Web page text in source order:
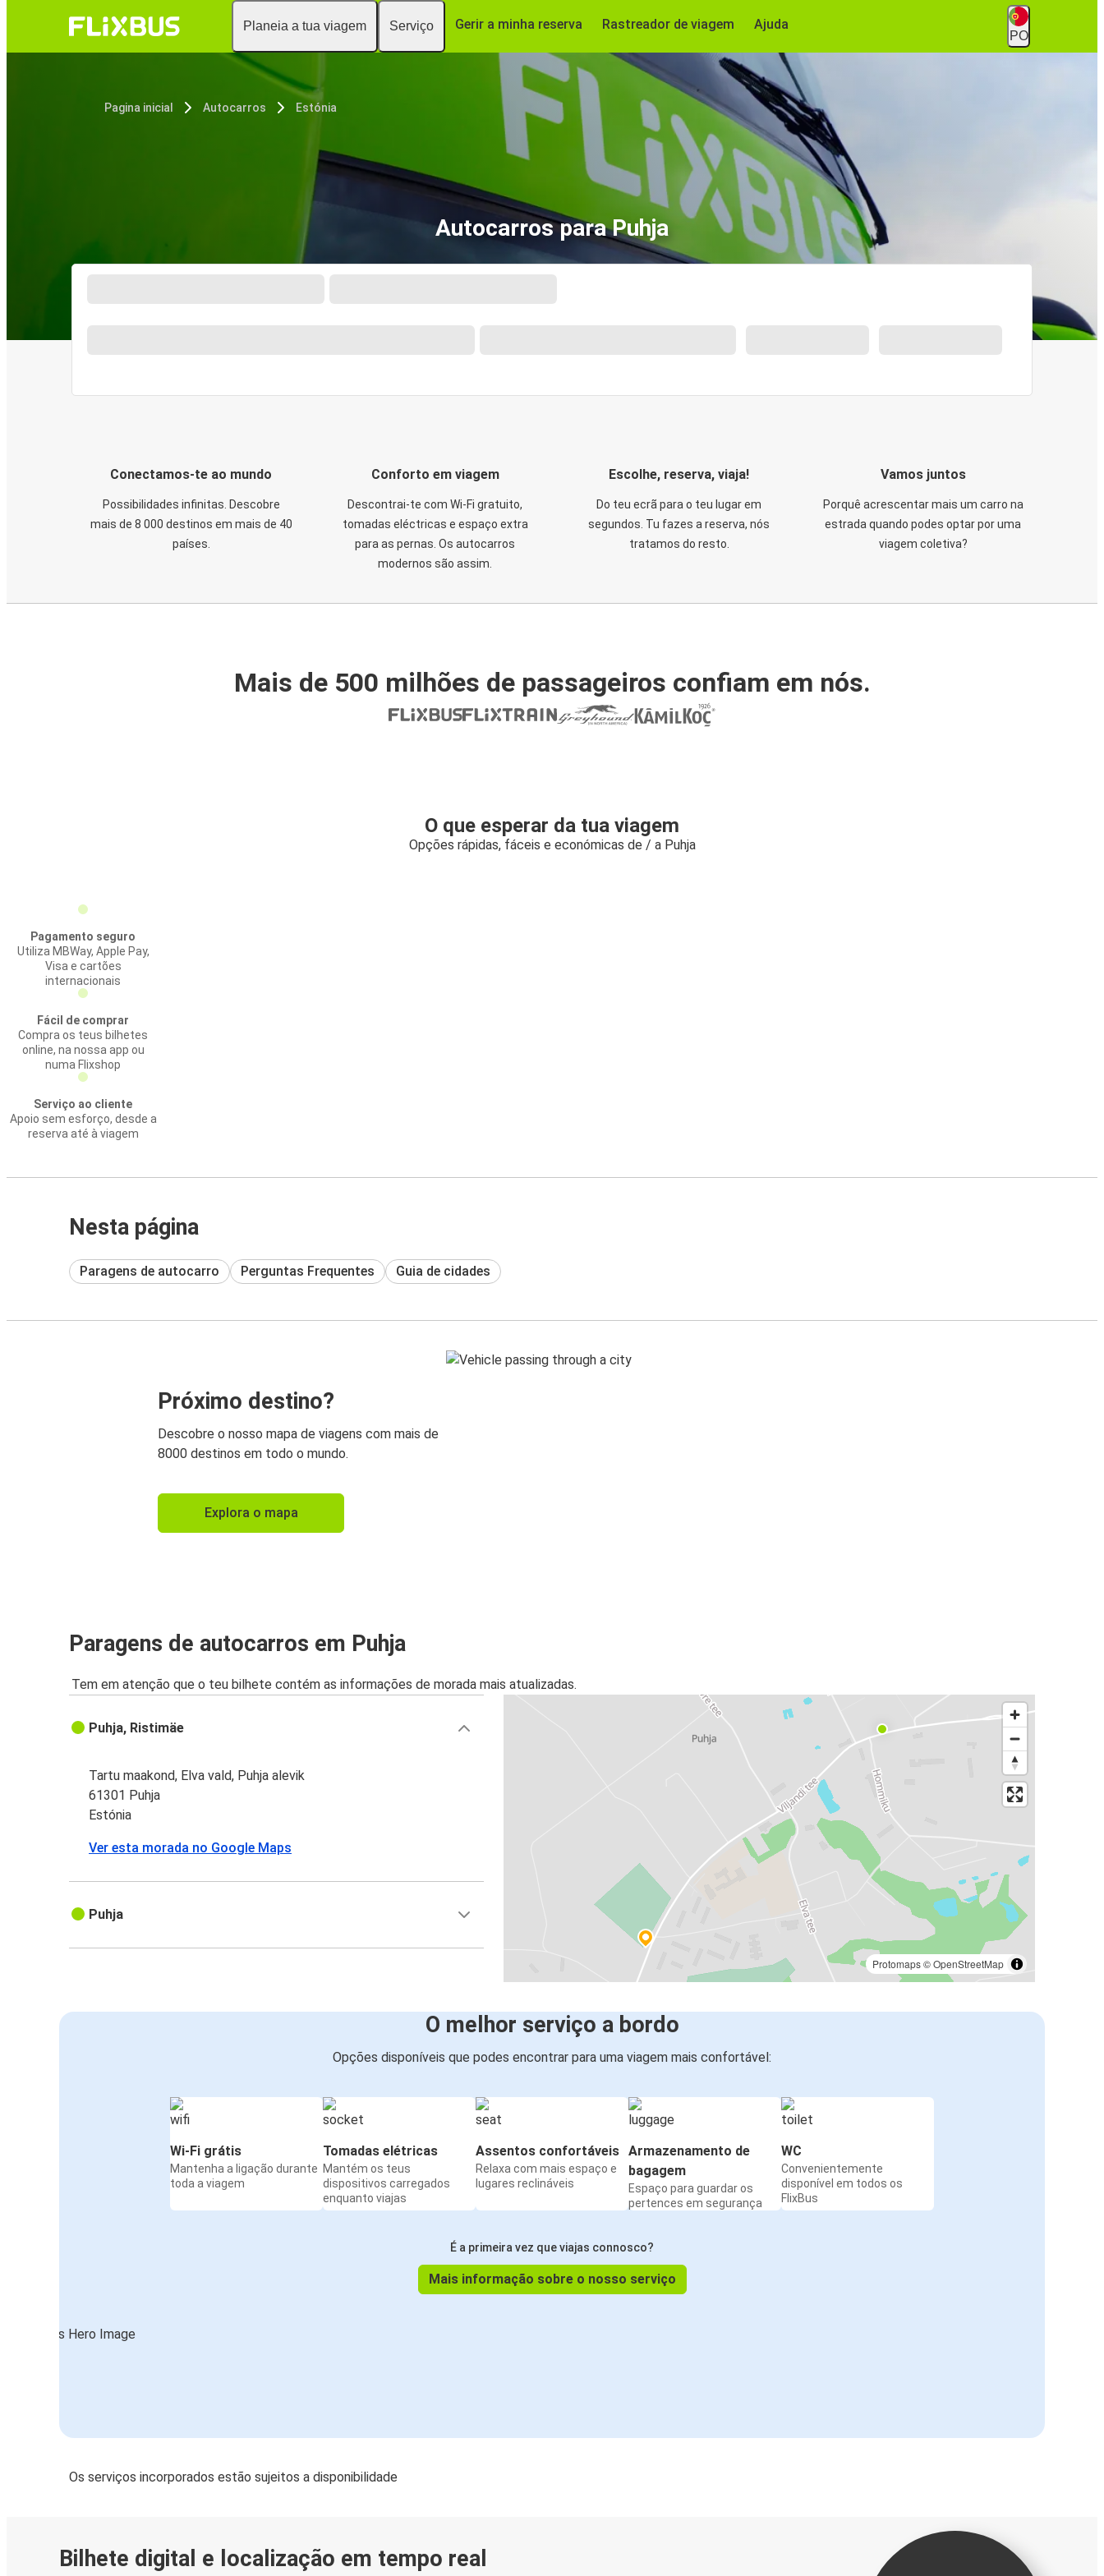
Planeia a tua viagem Serviço Gerir a minha reserva Rastreador de viagem Ajuda
PO
Pagina inicial Autocarros Estónia
Autocarros para Puhja
Conectamos-te ao mundo
Possibilidades infinitas. Descobre
mais de 8 000 destinos em mais de 40
países.
Conforto em viagem
Descontrai-te com Wi-Fi gratuito,
tomadas eléctricas e espaço extra
para as pernas. Os autocarros
modernos são assim.
Escolhe, reserva, viaja!
Do teu ecrã para o teu lugar em
segundos. Tu fazes a reserva, nós
tratamos do resto.
Vamos juntos
Porquê acrescentar mais um carro na
estrada quando podes optar por uma
viagem coletiva?
Mais de 500 milhões de passageiros confiam em nós.
O que esperar da tua viagem
Opções rápidas, fáceis e económicas de / a Puhja
Pagamento seguro
Utiliza MBWay, Apple Pay,
Visa e cartões
internacionais
Fácil de comprar
Compra os teus bilhetes
online, na nossa app ou
numa Flixshop
Serviço ao cliente
Apoio sem esforço, desde a
reserva até à viagem
Nesta página
Paragens de autocarro Perguntas Frequentes Guia de cidades
Próximo destino?
Descobre o nosso mapa de viagens com mais de
8000 destinos em todo o mundo.
Explora o mapa
Paragens de autocarros em Puhja
Tem em atenção que o teu bilhete contém as informações de morada mais atualizadas.
Protomaps©OpenStreetMap
Puhja, Ristimäe
Tartu maakond, Elva vald, Puhja alevik
61301 Puhja
Estónia
Ver esta morada no Google Maps
Puhja
O melhor serviço a bordo
Opções disponíveis que podes encontrar para uma viagem mais confortável:
Wi-Fi grátis
Mantenha a ligação durante
toda a viagem
Tomadas elétricas
Mantém os teus
dispositivos carregados
enquanto viajas
Assentos confortáveis
Relaxa com mais espaço e
lugares reclináveis
Armazenamento de
bagagem
Espaço para guardar os
pertences em segurança
WC
Convenientemente
disponível em todos os
FlixBus
É a primeira vez que viajas connosco?
Mais informação sobre o nosso serviço
Os serviços incorporados estão sujeitos a disponibilidade
Bilhete digital e localização em tempo real